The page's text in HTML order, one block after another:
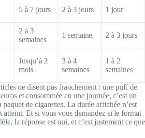
5 à 7 jours 2 à 3 jours 1 jour
2 à 3
semaines
1 semaine 2 à 3 jours
Jusqu’à 2
mois
3 à 4
semaines
1 à 2
semaines
ne disent pas franchement : une puff de
et consommée en une journée, c’est un
de cigarettes. La durée affichée n’est
atteint. Et si vous vous demandez si le format
la réponse est oui, et c’est justement ce que